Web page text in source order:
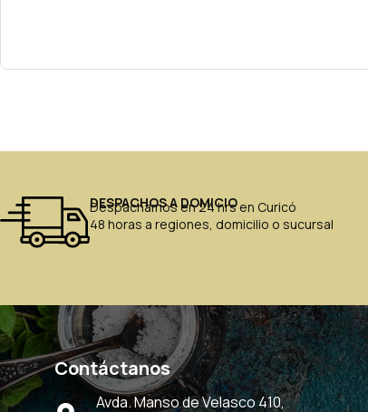
DESPACHOS A DOMICIO
Despachamos en 24 hrs en Curicó
48 horas a regiones, domicilio o sucursal
Contáctanos
Avda. Manso de Velasco 410,